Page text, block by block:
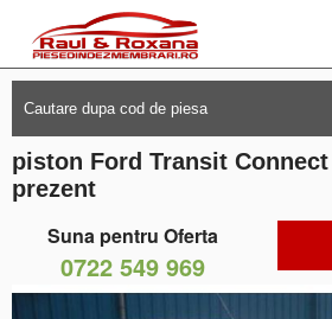
piston Ford Transit Connect
prezent
Suna pentru Oferta
0722 549 969